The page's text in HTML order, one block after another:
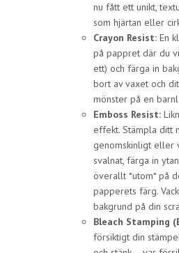
nu fått ett unikt,
som hjärtan eller
Crayon Resist: En
på pappret där du
ett) och färga in
bort av vaxet och
mönster på en
Emboss Resist:
effekt. Stämpla ditt
genomskinligt eller
svalnat, färga in
överallt *utom* på
papperets färg.
bakgrund på din
Bleach Stamping
försiktigt din